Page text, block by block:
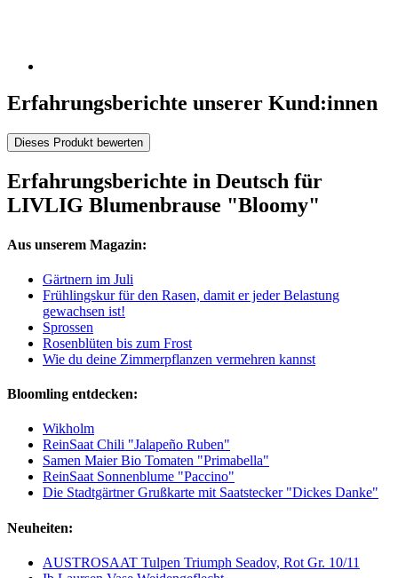
Erfahrungsberichte unserer Kund:innen
Dieses Produkt bewerten
Erfahrungsberichte in Deutsch für
LIVLIG Blumenbrause "Bloomy"
Aus unserem Magazin:
Gärtnern im Juli
Frühlingskur für den Rasen, damit er jeder Belastung
gewachsen ist!
Sprossen
Rosenblüten bis zum Frost
Wie du deine Zimmerpflanzen vermehren kannst
Bloomling entdecken:
Wikholm
ReinSaat Chili "Jalapeño Ruben"
Samen Maier Bio Tomaten "Primabella"
ReinSaat Sonnenblume "Paccino"
Die Stadtgärtner Grußkarte mit Saatstecker "Dickes Danke"
Neuheiten:
AUSTROSAAT Tulpen Triumph Seadov, Rot Gr. 10/11